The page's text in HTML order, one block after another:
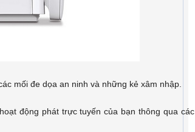
mối đe dọa an ninh và những kẻ xâm nhập.
động phát trực tuyến của bạn thông qua các